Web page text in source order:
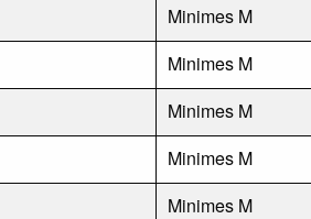
Minimes M
Minimes M
Minimes M
Minimes M
Minimes M